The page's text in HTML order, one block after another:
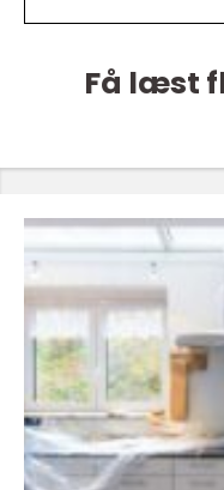
Få læst